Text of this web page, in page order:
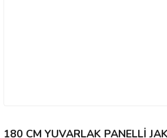
180 CM YUVARLAK PANELLİ